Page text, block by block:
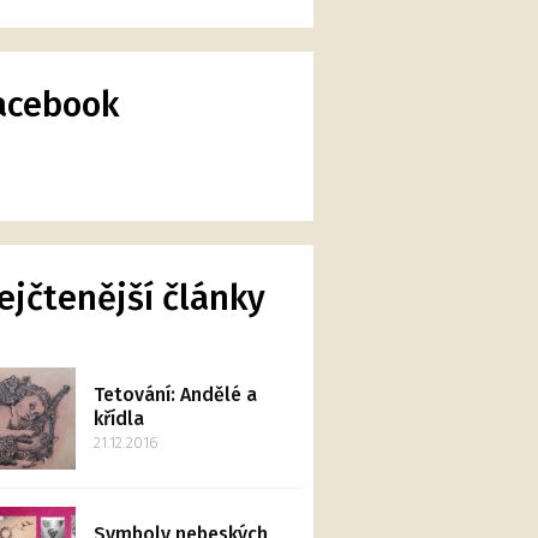
články
Tetování: Andělé a
křídla
21.12.2016